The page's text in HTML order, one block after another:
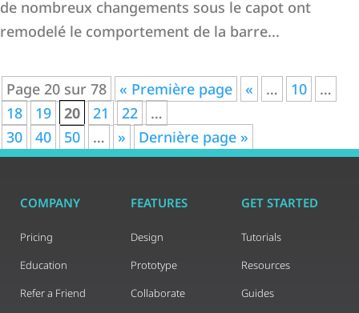
de nombreux changements sous le capot ont
remodelé le comportement de la barre...
Page 20 sur 78 « Première page « … 10
…
18
19 20 21 22
…
30
40 50 … » Dernière page »
COMPANY
Pricing
Education
Refer a Friend
FEATURES
Design
Prototype
Collaborate
GET STARTED
Tutorials
Resources
Guides